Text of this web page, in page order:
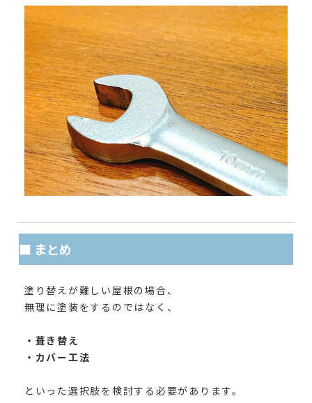
■ まとめ
塗り替えが難しい屋根の場合、
無理に塗装をするのではなく、
・葺き替え
・カバー工法
といった選択肢を検討する必要があります。